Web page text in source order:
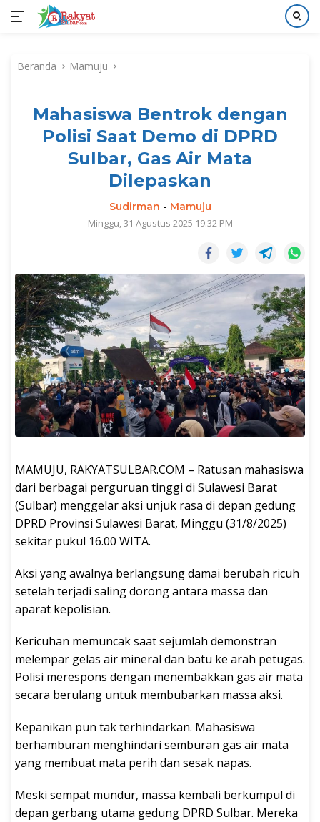
kontenBeranda Mamuju
Mahasiswa Bentrok dengan
Polisi Saat Demo di DPRD
Sulbar, Gas Air Mata
Dilepaskan
Sudirman - Mamuju
Minggu, 31 Agustus 2025 19:32 PM
MAMUJU, RAKYATSULBAR.COM – Ratusan mahasiswa
dari berbagai perguruan tinggi di Sulawesi Barat
(Sulbar) menggelar aksi unjuk rasa di depan gedung
DPRD Provinsi Sulawesi Barat, Minggu (31/8/2025)
sekitar pukul 16.00 WITA.
Aksi yang awalnya berlangsung damai berubah ricuh
setelah terjadi saling dorong antara massa dan
aparat kepolisian.
Kericuhan memuncak saat sejumlah demonstran
melempar gelas air mineral dan batu ke arah petugas.
Polisi merespons dengan menembakkan gas air mata
secara berulang untuk membubarkan massa aksi.
Kepanikan pun tak terhindarkan. Mahasiswa
berhamburan menghindari semburan gas air mata
yang membuat mata perih dan sesak napas.
Meski sempat mundur, massa kembali berkumpul di
depan gerbang utama gedung DPRD Sulbar. Mereka